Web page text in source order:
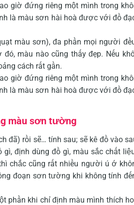
giờ đứng riêng một mình trong
là màu sơn hài hoà được với đồ
màu sơn), đa phần mọi người
màu nào cũng thấy đẹp. Nếu
cách rất gần.
giờ đứng riêng một mình trong
là màu sơn hài hoà được với đồ
màu sơn tường
đã) rồi sẽ… tính sau; sẽ kê đồ vào
định dùng đồ gì, màu sắc chất
chắc cũng rất nhiều người ú ớ
đoạn sơn tường khi không tính
phần khi chỉ định màu mình thích